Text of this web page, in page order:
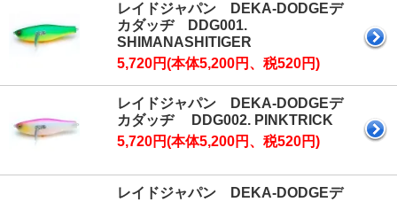
レイドジャパン DEKA-DODGEデ
カダッヂ DDG001.
SHIMANASHITIGER
5,720円(本体5,200円、税520円)
レイドジャパン DEKA-DODGEデ
カダッヂ DDG002. PINKTRICK
5,720円(本体5,200円、税520円)
レイドジャパン DEKA-DODGEデ